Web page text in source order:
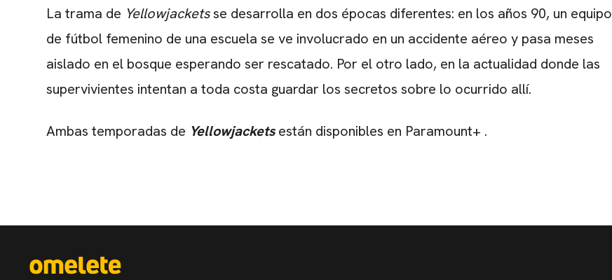
La trama de Yellowjacketsse desarrolla en dos épocas diferentes: en los años 90, un equipo
de fútbol femenino de una escuela se ve involucrado en un accidente aéreo y pasa meses
aislado en el bosque esperando ser rescatado. Por el otro lado, en la actualidad donde las
supervivientes intentan a toda costa guardar los secretos sobre lo ocurrido allí.
Ambas temporadas de Yellowjacketsestán disponibles en Paramount+ .